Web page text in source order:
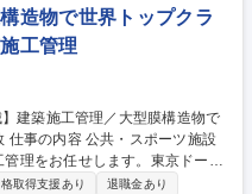
造物で世界トップクラ
工管理
理をお任せします。東京ドーム
ン担当者との折衝や協力業者へ
取得支援あり
退職金あり